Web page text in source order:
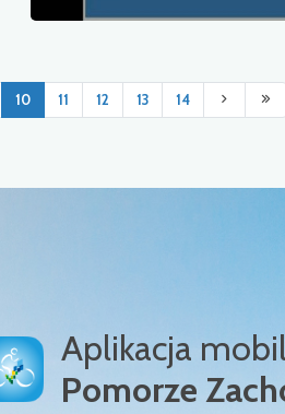
10 11 12 13 14
Aplikacja
Pomorze